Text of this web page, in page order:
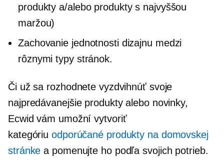
produkty a/alebo produkty s najvyššou
maržou)
Zachovanie jednotnosti dizajnu medzi
rôznymitypy stránok.
Či už sa rozhodnete vyzdvihnúť svoje
najpredávanejšie produkty alebo novinky,
Ecwid vám umožní vytvoriť
kategóriuodporúčané produkty na domovskej
stránke a pomenujte ho podľa svojich potrieb.